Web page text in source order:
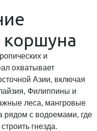
и
охватывает
Азии, включая
Филиппины и
леса, мангровые
рядом с водоемами, где
гнезда.